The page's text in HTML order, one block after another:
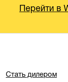
Перейти в
Стать дилером